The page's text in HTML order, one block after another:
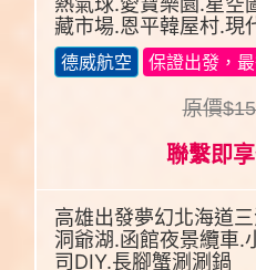
藏市場.恩平韓屋村.現
德威航空 保證出發，
原價
聯繫即
高雄出發夢幻北海道
洞爺湖.函館夜景纜車.
司DIY.長腳蟹涮涮鍋